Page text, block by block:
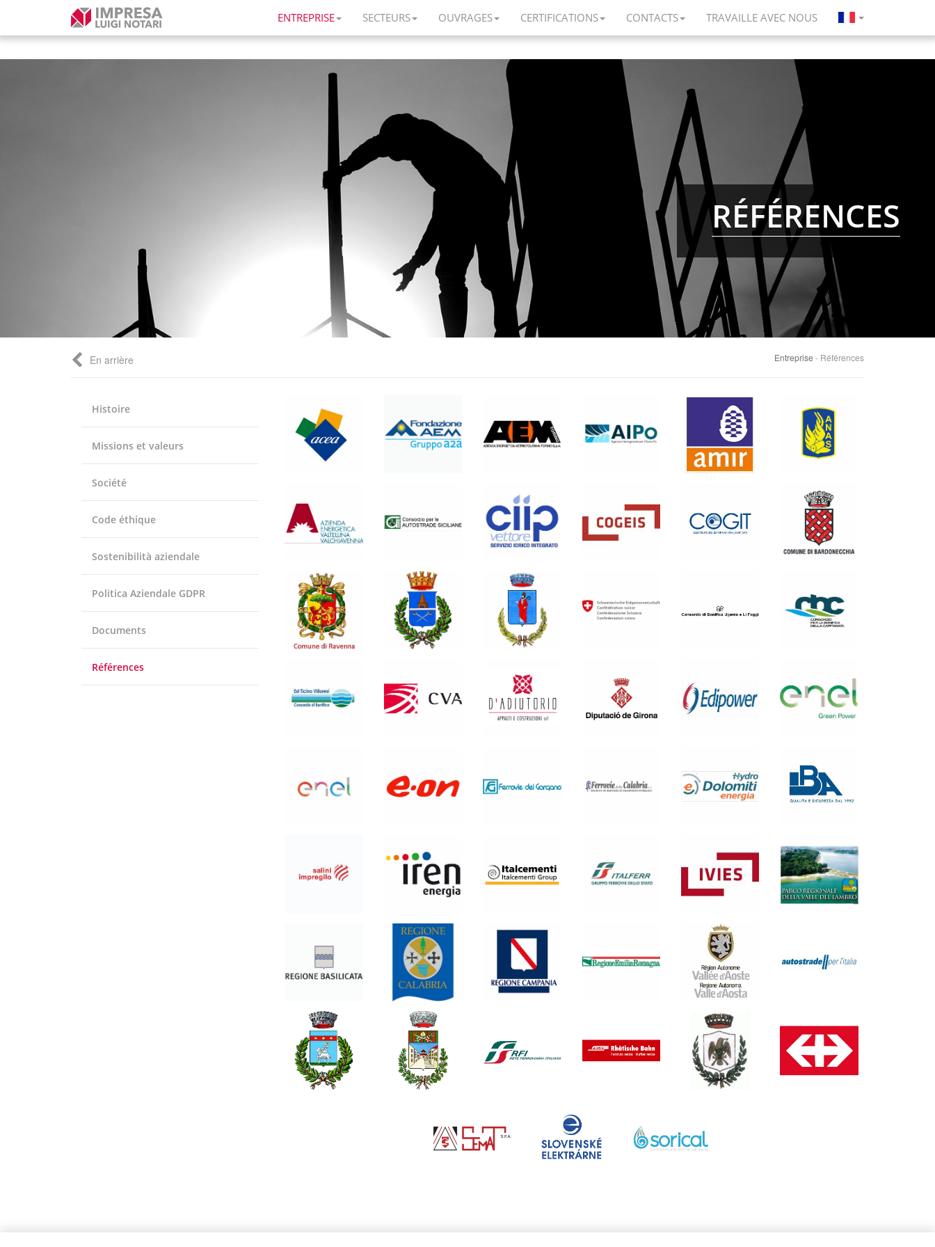
ENTREPRISE SECTEURS OUVRAGES CERTIFICATIONS CONTACTS TRAVAILLE AVEC NOUS
RÉFÉRENCES
En arrière Entreprise - Références
Histoire
Missions et valeurs
Société
Code éthique
Sostenibilità aziendale
Politica Aziendale GDPR
Documents
Références